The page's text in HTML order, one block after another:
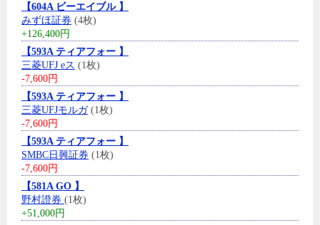
【604A ビーエイブル 】
みずほ証券 (4枚)
+126,400円
【593A ティアフォー 】
三菱UFJ eス (1枚)
-7,600円
【593A ティアフォー 】
三菱UFJモルガ(1枚)
-7,600円
【593A ティアフォー 】
SMBC日興証券 (1枚)
-7,600円
【581A GO 】
野村證券 (1枚)
+51,000円